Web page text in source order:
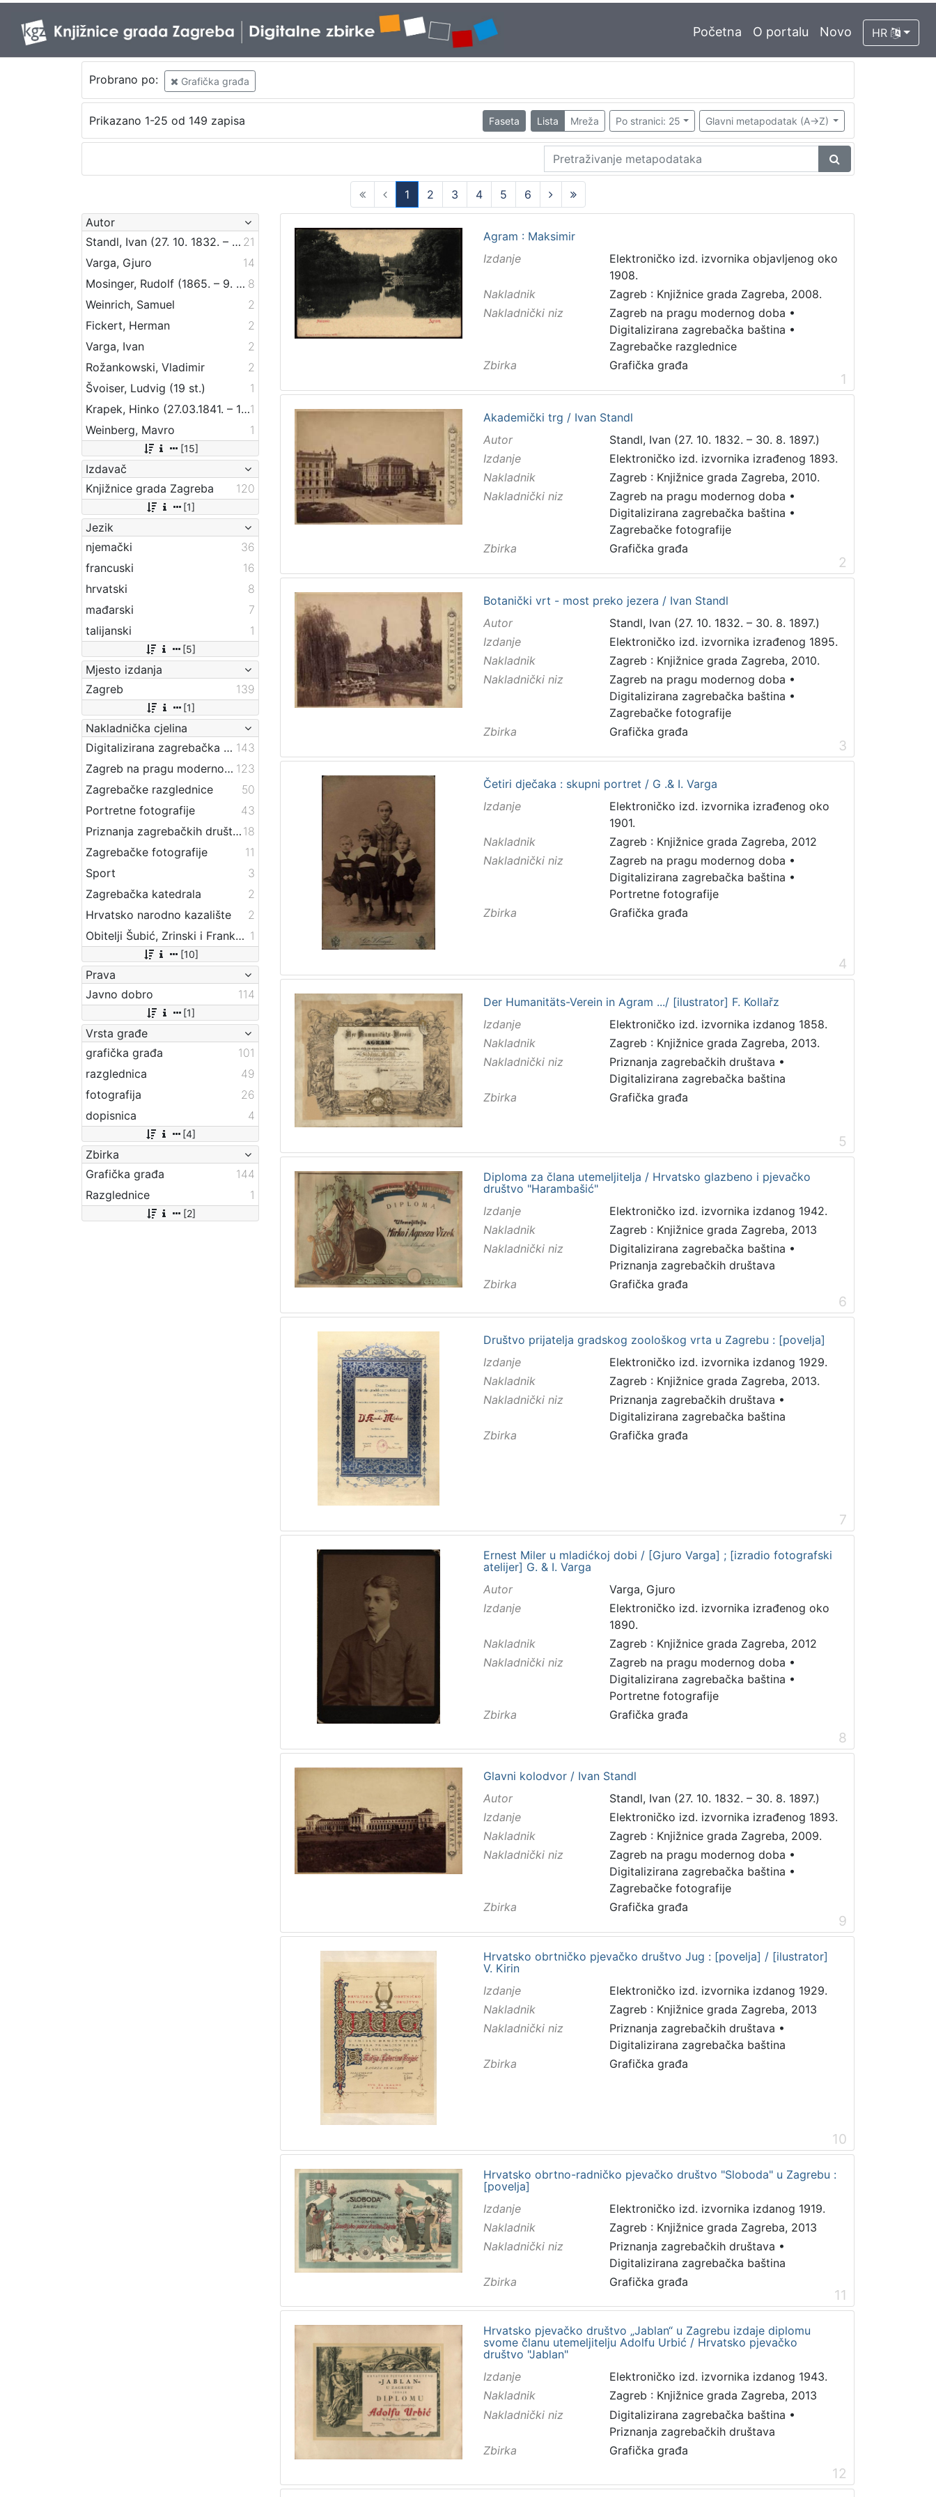
Početna O portalu Novo HR
Probrano po: Grafička građa
Prikazano 1-25 od 149 zapisa Faseta Lista Mreža Po stranici: 25 Glavni metapodatak (A->Z)
1
(current)
2 3 4 5
6
Autor
Standl, Ivan (27. 10. 1832. – 30. 8. 1897.) 21
Varga, Gjuro
14
Mosinger, Rudolf (1865. – 9. 10. 1918.) 8
Weinrich, Samuel
2
Fickert, Herman
2
Varga, Ivan
2
Rožankowski, Vladimir
2
Švoiser, Ludvig (19 st.)
1
Krapek, Hinko (27.03.1841. – 12.03.1915.)1
Weinberg, Mavro
1
[15]
Izdavač
Knjižnice grada Zagreba
120
[1]
Jezik
njemački
36
francuski
16
hrvatski
8
mađarski
7
talijanski
1
[5]
Mjesto izdanja
Zagreb
139
[1]
Nakladnička cjelina
Digitalizirana zagrebačka baština 143
Zagreb na pragu modernog doba 123
Zagrebačke razglednice
50
Portretne fotografije
43
Priznanja zagrebačkih društava 18
Zagrebačke fotografije
11
Sport
3
Zagrebačka katedrala
2
Hrvatsko narodno kazalište
2
Obitelji Šubić, Zrinski i Frankopan 1
[10]
Prava
Javno dobro
114
[1]
Vrsta građe
grafička građa
101
razglednica
49
fotografija
26
dopisnica
4
[4]
Zbirka
Grafička građa
144
Razglednice
1
[2]
Agram : Maksimir
Izdanje
Elektroničko izd. izvornika objavljenog oko
1908.
Nakladnik
Zagreb : Knjižnice grada Zagreba, 2008.
Nakladnički niz
Zagreb na pragu modernog doba •
Digitalizirana zagrebačka baština •
Zagrebačke razglednice
Zbirka
Grafička građa
1
Akademički trg / Ivan Standl
Autor
Standl, Ivan (27. 10. 1832. – 30. 8. 1897.)
Izdanje
Elektroničko izd. izvornika izrađenog 1893.
Nakladnik
Zagreb : Knjižnice grada Zagreba, 2010.
Nakladnički niz
Zagreb na pragu modernog doba •
Digitalizirana zagrebačka baština •
Zagrebačke fotografije
Zbirka
Grafička građa
2
Botanički vrt - most preko jezera / Ivan Standl
Autor
Standl, Ivan (27. 10. 1832. – 30. 8. 1897.)
Izdanje
Elektroničko izd. izvornika izrađenog 1895.
Nakladnik
Zagreb : Knjižnice grada Zagreba, 2010.
Nakladnički niz
Zagreb na pragu modernog doba •
Digitalizirana zagrebačka baština •
Zagrebačke fotografije
Zbirka
Grafička građa
3
Četiri dječaka : skupni portret / G .& I. Varga
Izdanje
Elektroničko izd. izvornika izrađenog oko
1901.
Nakladnik
Zagreb : Knjižnice grada Zagreba, 2012
Nakladnički niz
Zagreb na pragu modernog doba •
Digitalizirana zagrebačka baština •
Portretne fotografije
Zbirka
Grafička građa
4
Der Humanitäts-Verein in Agram .../ [ilustrator] F. Kollařz
Izdanje
Elektroničko izd. izvornika izdanog 1858.
Nakladnik
Zagreb : Knjižnice grada Zagreba, 2013.
Nakladnički niz
Priznanja zagrebačkih društava •
Digitalizirana zagrebačka baština
Zbirka
Grafička građa
5
Diploma za člana utemeljitelja / Hrvatsko glazbeno i pjevačko
društvo "Harambašić"
Izdanje
Elektroničko izd. izvornika izdanog 1942.
Nakladnik
Zagreb : Knjižnice grada Zagreba, 2013
Nakladnički niz
Digitalizirana zagrebačka baština •
Priznanja zagrebačkih društava
Zbirka
Grafička građa
6
Društvo prijatelja gradskog zoološkog vrta u Zagrebu : [povelja]
Izdanje
Elektroničko izd. izvornika izdanog 1929.
Nakladnik
Zagreb : Knjižnice grada Zagreba, 2013.
Nakladnički niz
Priznanja zagrebačkih društava •
Digitalizirana zagrebačka baština
Zbirka
Grafička građa
7
Ernest Miler u mladićkoj dobi / [Gjuro Varga] ; [izradio fotografski
atelijer] G. & I. Varga
Autor
Varga, Gjuro
Izdanje
Elektroničko izd. izvornika izrađenog oko
1890.
Nakladnik
Zagreb : Knjižnice grada Zagreba, 2012
Nakladnički niz
Zagreb na pragu modernog doba •
Digitalizirana zagrebačka baština •
Portretne fotografije
Zbirka
Grafička građa
8
Glavni kolodvor / Ivan Standl
Autor
Standl, Ivan (27. 10. 1832. – 30. 8. 1897.)
Izdanje
Elektroničko izd. izvornika izrađenog 1893.
Nakladnik
Zagreb : Knjižnice grada Zagreba, 2009.
Nakladnički niz
Zagreb na pragu modernog doba •
Digitalizirana zagrebačka baština •
Zagrebačke fotografije
Zbirka
Grafička građa
9
Hrvatsko obrtničko pjevačko društvo Jug : [povelja] / [ilustrator]
V. Kirin
Izdanje
Elektroničko izd. izvornika izdanog 1929.
Nakladnik
Zagreb : Knjižnice grada Zagreba, 2013
Nakladnički niz
Priznanja zagrebačkih društava •
Digitalizirana zagrebačka baština
Zbirka
Grafička građa
10
Hrvatsko obrtno-radničko pjevačko društvo "Sloboda" u Zagrebu :
[povelja]
Izdanje
Elektroničko izd. izvornika izdanog 1919.
Nakladnik
Zagreb : Knjižnice grada Zagreba, 2013
Nakladnički niz
Priznanja zagrebačkih društava •
Digitalizirana zagrebačka baština
Zbirka
Grafička građa
11
Hrvatsko pjevačko društvo „Jablan“ u Zagrebu izdaje diplomu
svome članu utemeljitelju Adolfu Urbić / Hrvatsko pjevačko
društvo "Jablan"
Izdanje
Elektroničko izd. izvornika izdanog 1943.
Nakladnik
Zagreb : Knjižnice grada Zagreba, 2013
Nakladnički niz
Digitalizirana zagrebačka baština •
Priznanja zagrebačkih društava
Zbirka
Grafička građa
12